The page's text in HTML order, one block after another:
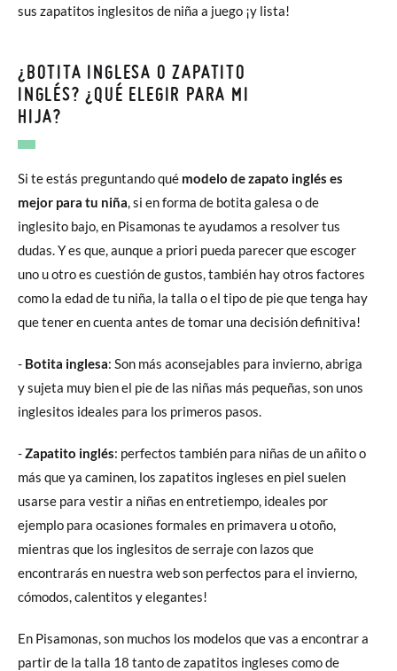
sus zapatitos inglesitos de niña a juego ¡y lista!
¿BOTITA INGLESA O ZAPATITO
INGLÉS? ¿QUÉ ELEGIR PARA MI
HIJA?
Si te estás preguntando qué modelo de zapato inglés es
mejor para tu niña, si en forma de botita galesa o de
inglesito bajo, en Pisamonas te ayudamos a resolver tus
dudas. Y es que, aunque a priori pueda parecer que escoger
uno u otro es cuestión de gustos, también hay otros factores
como la edad de tu niña, la talla o el tipo de pie que tenga hay
que tener en cuenta antes de tomar una decisión definitiva!
- Botita inglesa: Son más aconsejables para invierno, abriga
y sujeta muy bien el pie de las niñas más pequeñas, son unos
inglesitos ideales para los primeros pasos.
-Zapatito inglés: perfectos también para niñas de un añito o
más que ya caminen, los zapatitos ingleses en piel suelen
usarse para vestir a niñas en entretiempo, ideales por
ejemplo para ocasiones formales en primavera u otoño,
mientras que los inglesitos de serraje con lazos que
encontrarás en nuestra web son perfectos para el invierno,
cómodos, calentitos y elegantes!
En Pisamonas, son muchos los modelos que vas a encontrar a
partir de la talla 18 tanto de zapatitos ingleses como de